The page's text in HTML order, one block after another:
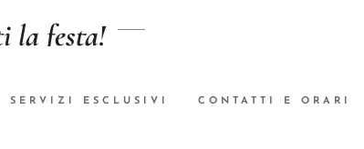
la festa!
SERVIZI ESCLUSIVI CONTATTI E ORARI